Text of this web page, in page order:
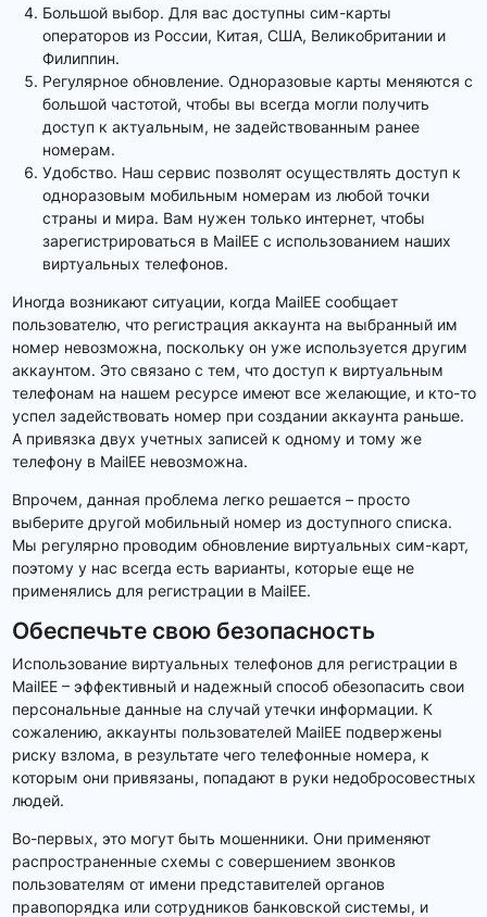
Большой выбор. Для вас доступны сим-карты
операторов из России, Китая, США, Великобритании и
Филиппин.
Регулярное обновление. Одноразовые карты меняются с
большой частотой, чтобы вы всегда могли получить
доступ к актуальным, не задействованным ранее
номерам.
Удобство. Наш сервис позволят осуществлять доступ к
одноразовым мобильным номерам из любой точки
страны и мира. Вам нужен только интернет, чтобы
зарегистрироваться в MailEE с использованием наших
виртуальных телефонов.
Иногда возникают ситуации, когда MailEE сообщает
пользователю, что регистрация аккаунта на выбранный им
номер невозможна, поскольку он уже используется другим
аккаунтом. Это связано с тем, что доступ к виртуальным
телефонам на нашем ресурсе имеют все желающие, и кто-то
успел задействовать номер при создании аккаунта раньше.
А привязка двух учетных записей к одному и тому же
телефону в MailEE невозможна.
Впрочем, данная проблема легко решается – просто
выберите другой мобильный номер из доступного списка.
Мы регулярно проводим обновление виртуальных сим-карт,
поэтому у нас всегда есть варианты, которые еще не
применялись для регистрации в MailEE.
Обеспечьте свою безопасность
Использование виртуальных телефонов для регистрации в
MailEE – эффективный и надежный способ обезопасить свои
персональные данные на случай утечки информации. К
сожалению, аккаунты пользователей MailEE подвержены
риску взлома, в результате чего телефонные номера, к
которым они привязаны, попадают в руки недобросовестных
людей.
Во-первых, это могут быть мошенники. Они применяют
распространенные схемы с совершением звонков
пользователям от имени представителей органов
правопорядка или сотрудников банковской системы, и